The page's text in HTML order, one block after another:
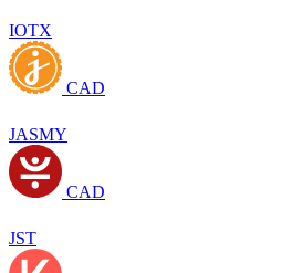
IOTX
CAD
JASMY
CAD
JST